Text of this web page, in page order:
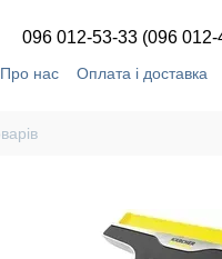
096 012-53-33 (096 012-
Про нас Оплата і доставка